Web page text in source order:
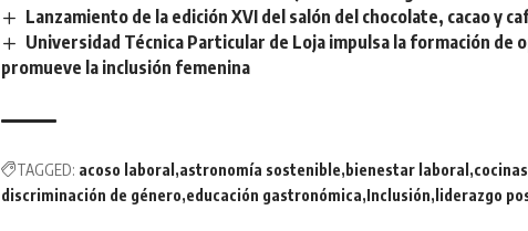
Lanzamiento de la edición XVI del salón del chocolate, cacao y
Universidad Técnica Particular de Loja impulsa la formación de
promueve la inclusión femenina
TAGGED: acoso laboral astronomía sostenible bienestar laboral
discriminación de género educación gastronómica Inclusión liderazgo